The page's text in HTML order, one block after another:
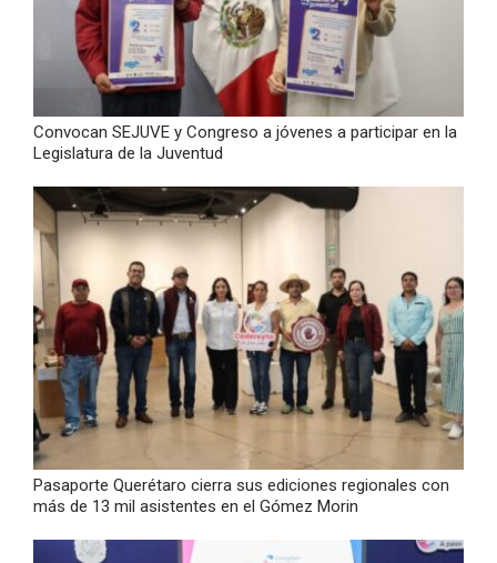
Convocan SEJUVE y Congreso a jóvenes a participar en la
Legislatura de la Juventud
Pasaporte Querétaro cierra sus ediciones regionales con
más de 13 mil asistentes en el Gómez Morin